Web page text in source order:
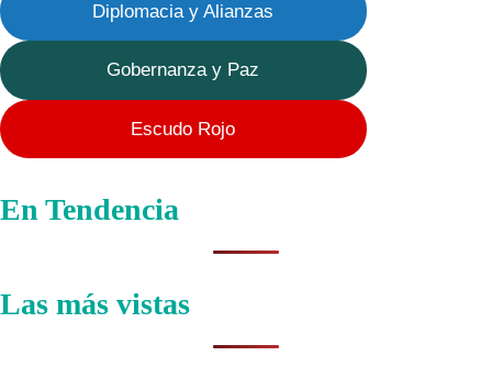
Diplomacia y Alianzas
Gobernanza y Paz
Escudo Rojo
En Tendencia
Las más vistas